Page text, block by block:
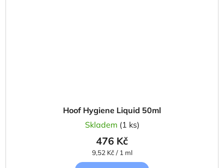
Hoof Hygiene Liquid 50ml
Skladem (1 ks)
476 Kč
Měrná
cena:
9,52 Kč / 1 ml